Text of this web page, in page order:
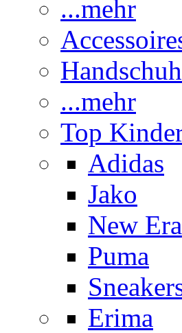
...mehr
...mehr
Top
Adidas
Jako
New Era
Puma
Erima